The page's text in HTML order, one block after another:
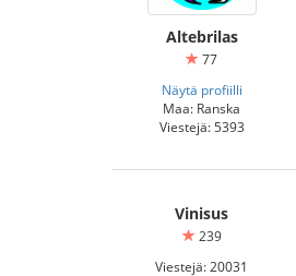
Altebrilas
77
Näytä profiilli
Maa: Ranska
Viestejä: 5393
Vinisus
239
Viestejä: 20031